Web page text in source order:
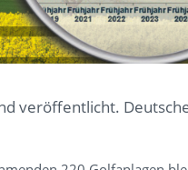
veröffentlicht.